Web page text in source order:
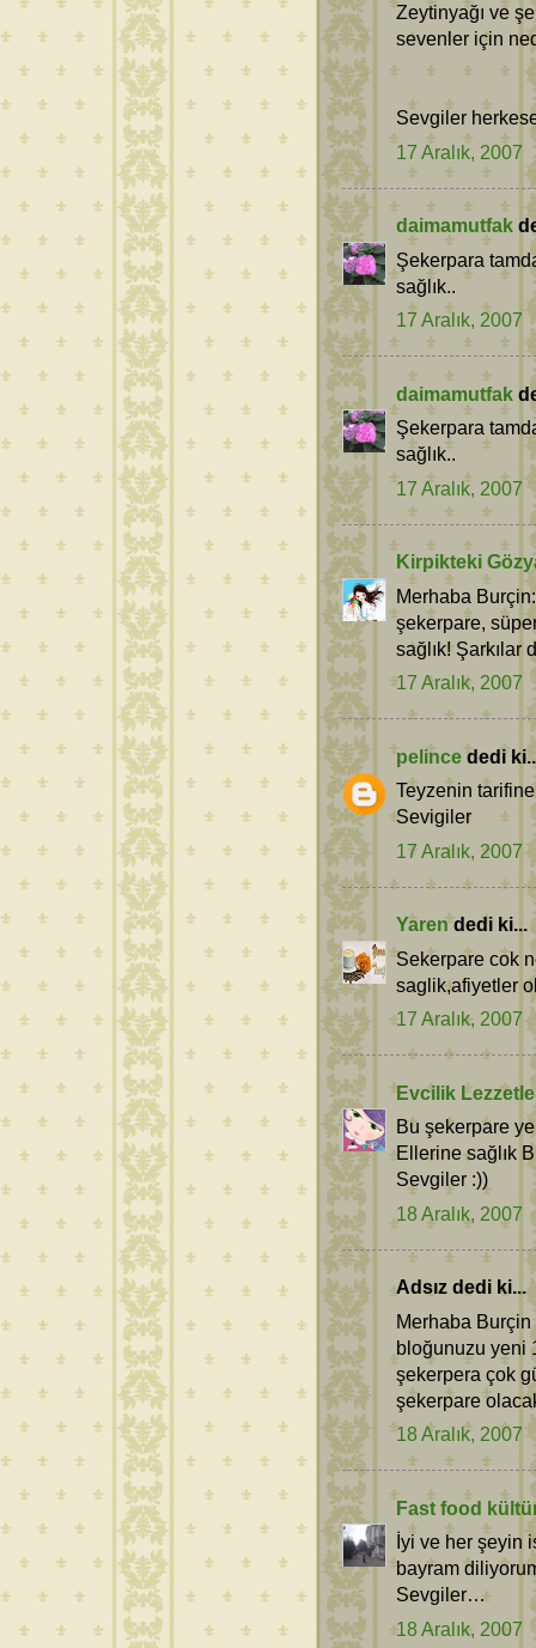
Zeytinyağı ve
sevenler için
Sevgiler
17 Aralık, 2007
daimamutfak
Şekerpara
sağlık..
17 Aralık, 2007
daimamutfak
Şekerpara
sağlık..
17 Aralık, 2007
Kirpikteki
Merhaba
şekerpare,
sağlık! Şarkılar
17 Aralık, 2007
pelincededi
Teyzenin
Sevigiler
17 Aralık, 2007
Yarendedi ki...
Sekerpare cok
saglik,afiyetler
17 Aralık, 2007
Evcilik
Bu şekerpare
Ellerine sağlık
Sevgiler :))
18 Aralık, 2007
Adsız dedi ki...
Merhaba
bloğunuzu yeni
şekerpera çok
şekerpare
18 Aralık, 2007
Fast food
İyi ve her şeyin
bayram
Sevgiler…
18 Aralık, 2007